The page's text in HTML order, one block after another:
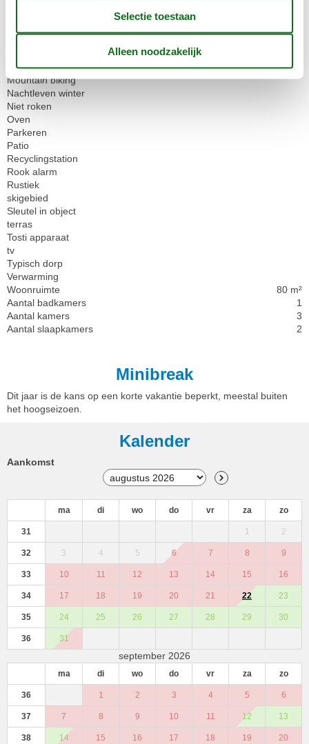
Magnetron
Mountain biking
Nachtleven winter
Niet roken
Oven
Parkeren
Patio
Recyclingstation
Rook alarm
Rustiek
skigebied
Sleutel in object
terras
Tosti apparaat
tv
Typisch dorp
Verwarming
Woonruimte
80 m²
Aantal badkamers
1
Aantal kamers
3
Aantal slaapkamers
2
Minibreak
Dit jaar is de kans op een korte vakantie beperkt, meestal buiten
het hoogseizoen.
Kalender
Aankomst
ma di wo do vr za zo
31 1 2
32 3 4 5 6 7 8 9
33 10 11 12 13 14 15 16
34 17 18 19 20 21 22 23
35 24 25 26 27 28 29 30
36 31
september 2026
ma di wo do vr za zo
36 1 2 3 4 5 6
37 7 8 9 10 11 12 13
38 14 15 16 17 18 19 20